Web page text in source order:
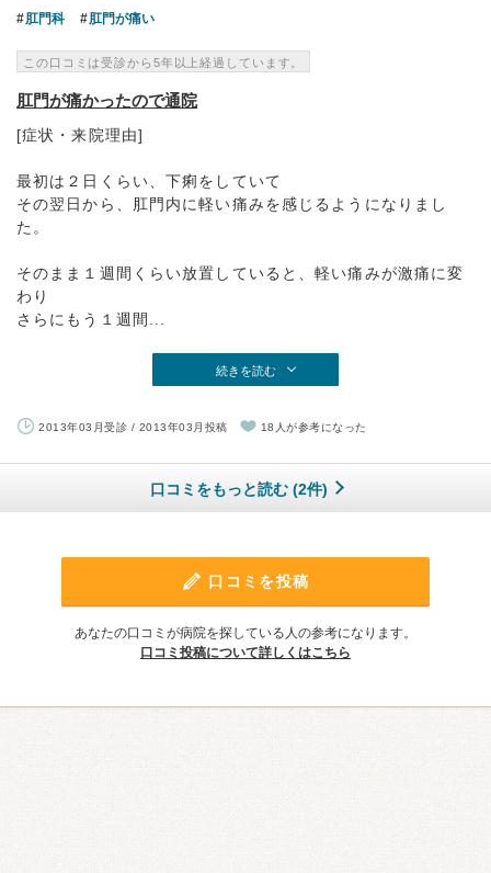
肛門科 肛門が痛い
この口コミは受診から5年以上経過しています。
肛門が痛かったので通院
[症状・来院理由]
最初は２日くらい、下痢をしていて
その翌日から、肛門内に軽い痛みを感じるようになりまし
た。
そのまま１週間くらい放置していると、軽い痛みが激痛に変
わり
さらにもう１週間...
続きを読む
2013年03月受診 / 2013年03月投稿 18人が参考になった
口コミをもっと読む (2件)
口コミを投稿
あなたの口コミが病院を探している人の参考になります。
口コミ投稿について詳しくはこちら